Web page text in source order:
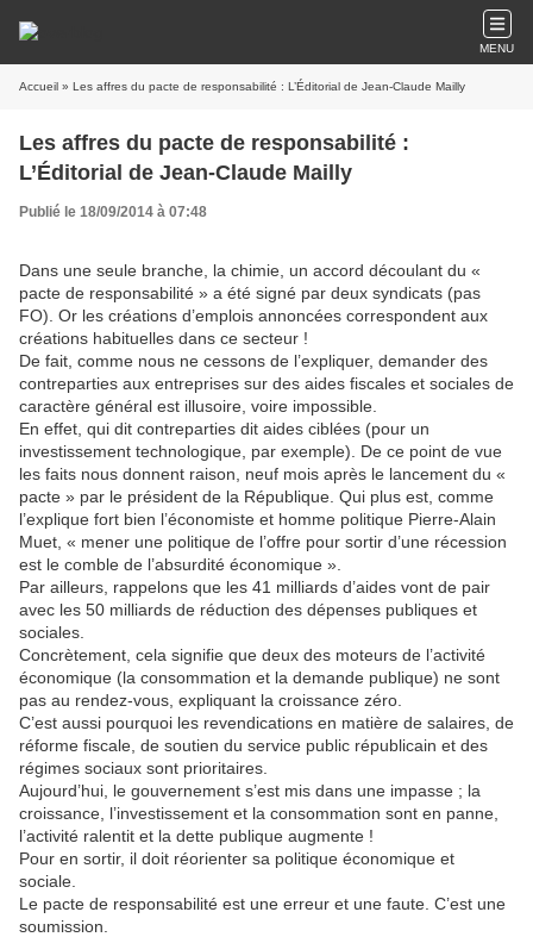
MENU
Accueil » Les affres du pacte de responsabilité : L’Éditorial de Jean-Claude Mailly
Les affres du pacte de responsabilité :
L’Éditorial de Jean-Claude Mailly
Publié le 18/09/2014 à 07:48
Dans une seule branche, la chimie, un accord découlant du «
pacte de responsabilité » a été signé par deux syndicats (pas
FO). Or les créations d’emplois annoncées correspondent aux
créations habituelles dans ce secteur !
De fait, comme nous ne cessons de l’expliquer, demander des
contreparties aux entreprises sur des aides fiscales et sociales de
caractère général est illusoire, voire impossible.
En effet, qui dit contreparties dit aides ciblées (pour un
investissement technologique, par exemple). De ce point de vue
les faits nous donnent raison, neuf mois après le lancement du «
pacte » par le président de la République. Qui plus est, comme
l’explique fort bien l’économiste et homme politique Pierre-Alain
Muet, « mener une politique de l’offre pour sortir d’une récession
est le comble de l’absurdité économique ».
Par ailleurs, rappelons que les 41 milliards d’aides vont de pair
avec les 50 milliards de réduction des dépenses publiques et
sociales.
Concrètement, cela signifie que deux des moteurs de l’activité
économique (la consommation et la demande publique) ne sont
pas au rendez-vous, expliquant la croissance zéro.
C’est aussi pourquoi les revendications en matière de salaires, de
réforme fiscale, de soutien du service public républicain et des
régimes sociaux sont prioritaires.
Aujourd’hui, le gouvernement s’est mis dans une impasse ; la
croissance, l’investissement et la consommation sont en panne,
l’activité ralentit et la dette publique augmente !
Pour en sortir, il doit réorienter sa politique économique et
sociale.
Le pacte de responsabilité est une erreur et une faute. C’est une
soumission.